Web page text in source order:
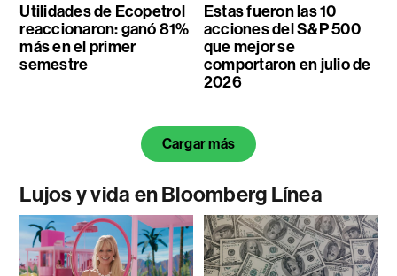
Utilidades de Ecopetrol
reaccionaron: ganó 81%
más en el primer
semestre
Estas fueron las 10
acciones del S&P 500
que mejor se
comportaron en julio de
2026
Cargar más
Lujos y vida en Bloomberg Línea